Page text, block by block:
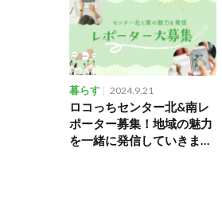
暮らす 2024.9.21
ロコっちセンター北&南レ
ポーター募集！地域の魅力
を一緒に発信していきませ